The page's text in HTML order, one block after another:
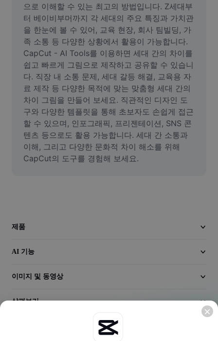
밈 생성기
AI Text Remover
AI People Remover
AI Inpainting
Face Cutout
동영상
동영상 배경 삭제
동영상에 자막 추가
동영상 변환기
으로 이해할 수 있는 최고의 방법입니다. Z세대부
터 베이비부머까지 각 세대의 주요 특징과 가치관
을 한눈에 볼 수 있어, 교육 현장, 회사 팀빌딩, 가
족 소통 등 다양한 상황에서 활용이 가능합니다.
CapCut - AI Tools를 이용하면 세대 간의 차이를
쉽고 빠르게 그림으로 제작하고 공유할 수 있습니
다. 직장 내 소통 문제, 세대 갈등 해결, 교육용 자
료 제작 등 다양한 목적에 맞는 맞춤형 세대 간의
차이 그림을 만들어 보세요. 직관적인 디자인 도
구와 다양한 템플릿을 통해 초보자도 손쉽게 접근
할 수 있으며, 인포그래픽, 프리젠테이션, SNS 콘
텐츠 등으로도 활용 가능합니다. 세대 간 소통과
이해, 그리고 다양한 문화적 차이 해소를 위해
CapCut의 도구를 경험해 보세요.
제품
AI 기능
이미지 및 동영상
살펴보기